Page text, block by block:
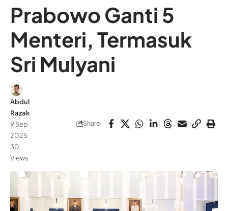
Prabowo Ganti 5
Menteri, Termasuk
Sri Mulyani
Abdul
Razak
9 Sep
2025
30
Views
Share